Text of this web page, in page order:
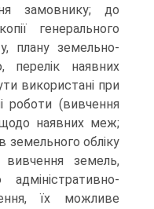
замовнику; до
генерального
плану земельно-
перелік наявних
використані при
роботи (вивчення
наявних меж;
земельного обліку
земель,
їх можливе